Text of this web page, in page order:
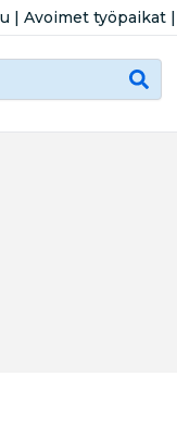
| Avoimet työpaikat |